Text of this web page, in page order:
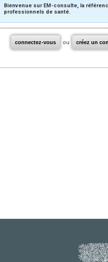
Bienvenue sur EM-consulte, la
professionnels de santé.
connectez-vous ou créez un